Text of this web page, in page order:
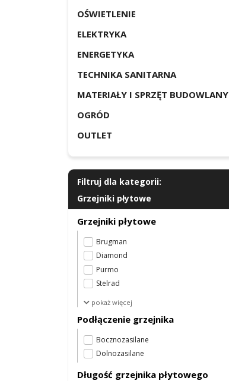
OŚWIETLENIE
ELEKTRYKA
ENERGETYKA
TECHNIKA SANITARNA
MATERIAŁY I SPRZĘT BUDOWLANY
OGRÓD
OUTLET
Filtruj dla kategorii:
Grzejniki płytowe
Grzejniki płytowe
Brugman
Diamond
Purmo
Stelrad
pokaż więcej
Podłączenie grzejnika
Bocznozasilane
Dolnozasilane
Długość grzejnika płytowego